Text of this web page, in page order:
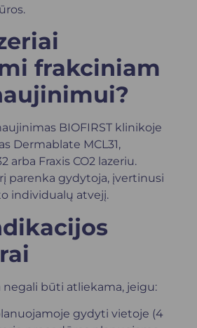
frakciniam
BIOFIRST klinikoje
Dermablate MCL31,
arba Fraxis CO2 lazeriu.
parenka gydytoja, įvertinusi
individualų atvejį.
negali būti atliekama, jeigu:
gydyti vietoje (4